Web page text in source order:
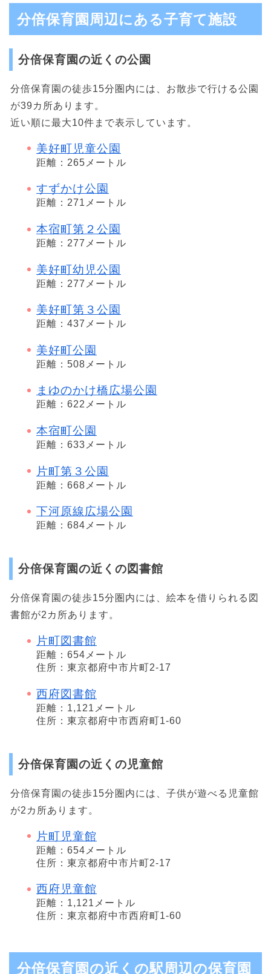
分倍保育園周辺にある子育て施設
分倍保育園の近くの公園
分倍保育園の徒歩15分圏内には、お散歩で行ける公園
が39カ所あります。
近い順に最大10件まで表示しています。
美好町児童公園
距離：265メートル
すずかけ公園
距離：271メートル
本宿町第２公園
距離：277メートル
美好町幼児公園
距離：277メートル
美好町第３公園
距離：437メートル
美好町公園
距離：508メートル
まゆのかけ橋広場公園
距離：622メートル
本宿町公園
距離：633メートル
片町第３公園
距離：668メートル
下河原線広場公園
距離：684メートル
分倍保育園の近くの図書館
分倍保育園の徒歩15分圏内には、絵本を借りられる図
書館が2カ所あります。
片町図書館
距離：654メートル
住所：東京都府中市片町2-17
西府図書館
距離：1,121メートル
住所：東京都府中市西府町1-60
分倍保育園の近くの児童館
分倍保育園の徒歩15分圏内には、子供が遊べる児童館
が2カ所あります。
片町児童館
距離：654メートル
住所：東京都府中市片町2-17
西府児童館
距離：1,121メートル
住所：東京都府中市西府町1-60
分倍保育園の近くの駅周辺の保育園